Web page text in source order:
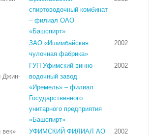
спиртоводочный комбинат
– филиал ОАО
«Башспирт»
ЗАО «Ишимбайская
чулочная фабрика»
2002
Джин-
ГУП Уфимский винно-
водочный завод
«Иремель» – филиал
Государственного
унитарного предприятия
«Башспирт»
2002
век»
УФИМСКИЙ ФИЛИАЛ АО
2002